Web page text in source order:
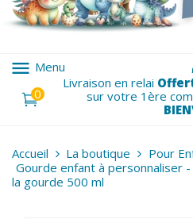
menu Menu
0
Livraison en relai
sur votre 1ère
Accueil La boutique Pour
Gourde enfant à personnaliser
la gourde 500 ml